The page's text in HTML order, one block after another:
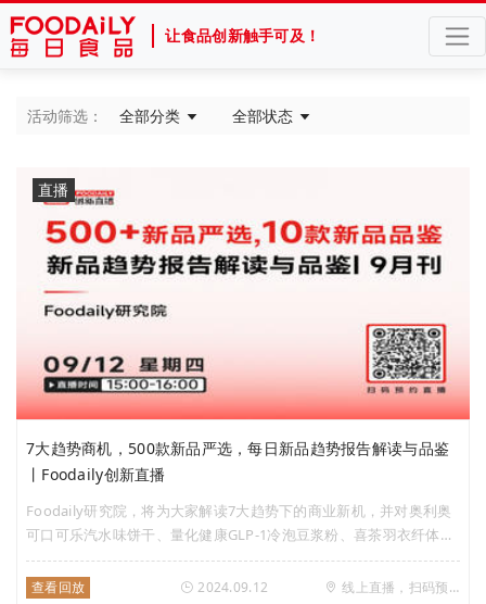
让食品创新触手可及！
活动筛选： 全部分类 全部状态
直播
7大趋势商机，500款新品严选，每日新品趋势报告解读与品鉴
丨Foodaily创新直播
Foodaily研究院，将为大家解读7大趋势下的商业新机，并对奥利奥
可口可乐汽水味饼干、量化健康GLP-1冷泡豆浆粉、喜茶羽衣纤体
瓶、麻辣王子黑松露辣条月饼等10款亮点新品、话题爆品带来解析与
现场品鉴。直播间还可领取干货满满的《每日新品趋势报告（9月
查看回放 2024.09.12 线上直播，扫码预约